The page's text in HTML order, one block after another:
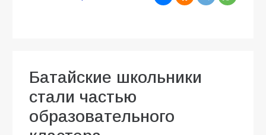
Батайские школьники
стали частью
образовательного